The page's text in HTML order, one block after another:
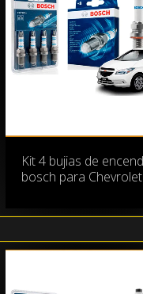
Kit 4 bujias de
bosch para